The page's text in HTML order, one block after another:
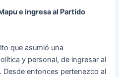
e ingresa al Partido
que asumió una
y personal, de ingresar al
Desde entonces pertenezco al